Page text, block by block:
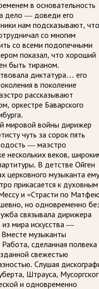
в основательность
дело — доведи его
нам подсказывают, что
со многим
со всеми подопечными
показал, что хороший
быть тираном.
диктатура… его
в поколение
рассказывают
оркестре Баварского
мировой войны дирижер
чуть за сорок пять
— маэстро
нескольких веков,
В детстве Ойген
церковного музыканта ему
прикасается к духовным
и «Страсти по
но одновременно
связывала дирижера
мира искусства —
музыканты
сделанная полвека
свежестью
Слушая
Штрауса,
и одновременно